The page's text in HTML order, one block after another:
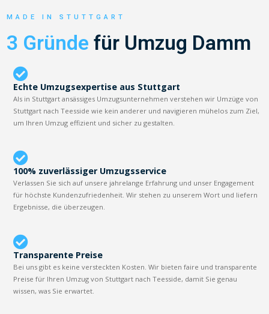
MADE IN STUTTGART
3 Gründe für Umzug Damm
Echte Umzugsexpertise aus Stuttgart
Als in Stuttgart ansässiges Umzugsunternehmen verstehen wir Umzüge von
Stuttgart nach Teesside wie kein anderer und navigieren mühelos zum Ziel,
um Ihren Umzug effizient und sicher zu gestalten.
100% zuverlässiger Umzugsservice
Verlassen Sie sich auf unsere jahrelange Erfahrung und unser Engagement
für höchste Kundenzufriedenheit. Wir stehen zu unserem Wort und liefern
Ergebnisse, die überzeugen.
Transparente Preise
Bei uns gibt es keine versteckten Kosten. Wir bieten faire und transparente
Preise für Ihren Umzug von Stuttgart nach Teesside, damit Sie genau
wissen, was Sie erwartet.